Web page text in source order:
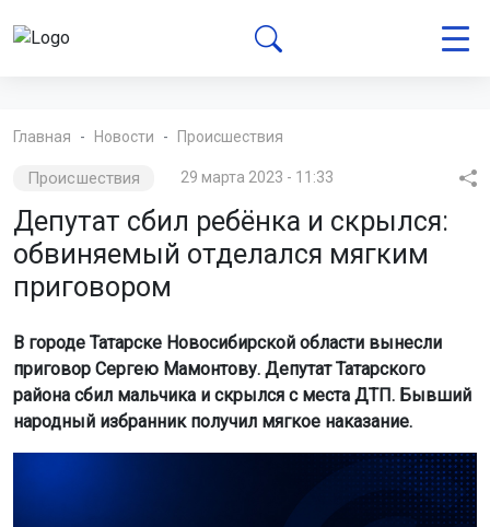
Главная Новости Происшествия
Происшествия 29 марта 2023 - 11:33
Депутат сбил ребёнка и скрылся:
обвиняемый отделался мягким
приговором
В городе Татарске Новосибирской области вынесли
приговор Сергею Мамонтову. Депутат Татарского
района сбил мальчика и скрылся с места ДТП. Бывший
народный избранник получил мягкое наказание.